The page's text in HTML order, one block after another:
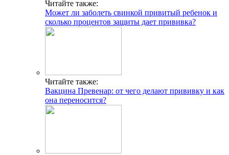
Читайте также:
Может ли заболеть свинкой привитый ребенок и
сколько процентов защиты дает прививка?
Читайте также:
Вакцина Превенар: от чего делают прививку и как
она переносится?